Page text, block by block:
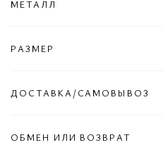
МЕТАЛЛ
РАЗМЕР
ДОСТАВКА/САМОВЫВОЗ
ОБМЕН ИЛИ ВОЗВРАТ